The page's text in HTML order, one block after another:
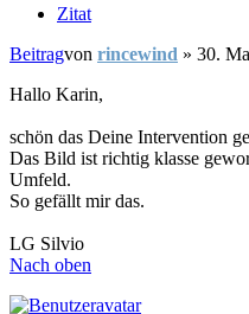
Zitat
Beitragvon rincewind » 30.
Hallo Karin,
schön das Deine Intervention
Das Bild ist richtig klasse
Umfeld.
So gefällt mir das.
LG Silvio
Nach oben